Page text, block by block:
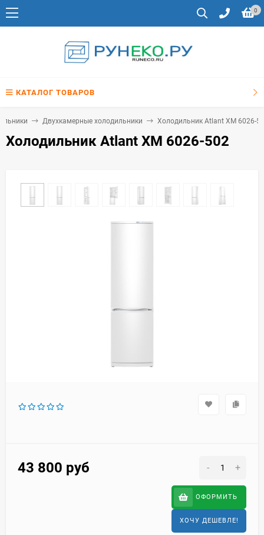
0
КАТАЛОГ ТОВАРОВ
Двухкамерные холодильники Холодильник Atlant ХМ 6026-
Холодильник Atlant ХМ 6026-502
43 800 руб - +
ОФОРМИТЬ
ХОЧУ ДЕШЕВЛЕ!